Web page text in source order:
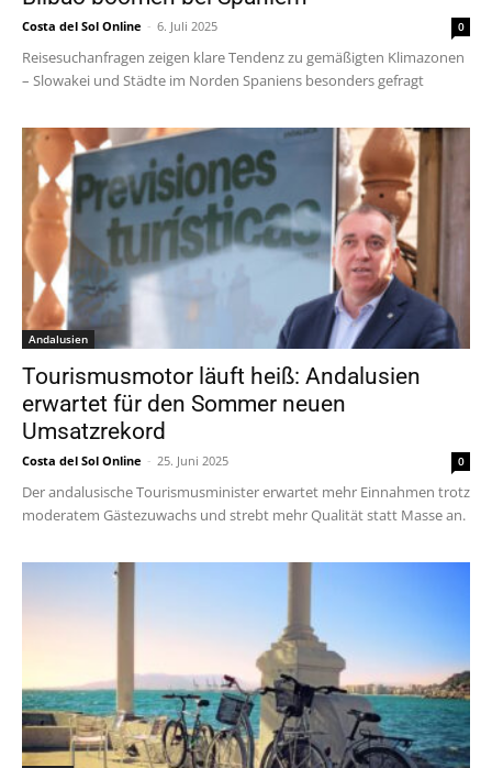
Costa del Sol Online - 6. Juli 2025 0
Reisesuchanfragen zeigen klare Tendenz zu gemäßigten Klimazonen
– Slowakei und Städte im Norden Spaniens besonders gefragt
Andalusien
Tourismusmotor läuft heiß: Andalusien
erwartet für den Sommer neuen
Umsatzrekord
Costa del Sol Online - 25. Juni 2025 0
Der andalusische Tourismusminister erwartet mehr Einnahmen trotz
moderatem Gästezuwachs und strebt mehr Qualität statt Masse an.